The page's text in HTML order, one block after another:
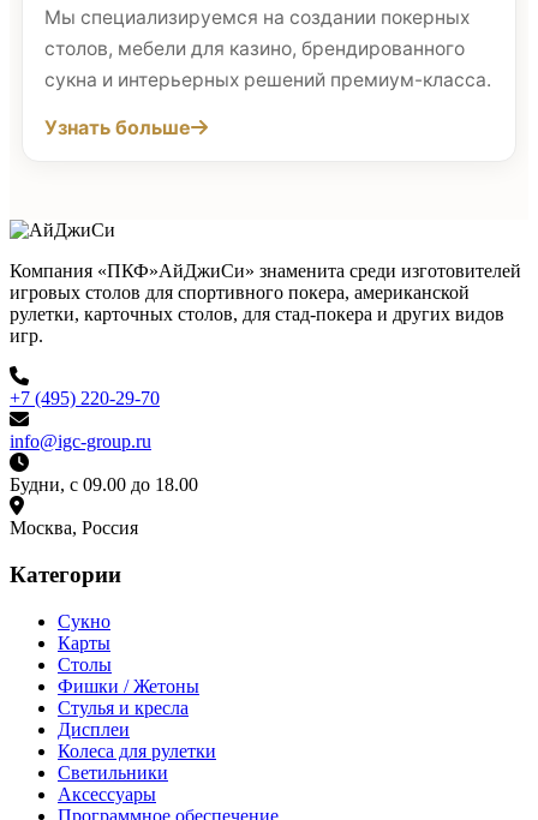
Мы специализируемся на создании покерных
столов, мебели для казино, брендированного
сукна и интерьерных решений премиум-класса.
Узнать больше
Компания «ПКФ»АйДжиСи» знаменита среди изготовителей
игровых столов для спортивного покера, американской
рулетки, карточных столов, для стад-покера и других видов
игр.
+7 (495) 220-29-70
info@igc-group.ru
Будни, с 09.00 до 18.00
Москва, Россия
Категории
Сукно
Карты
Столы
Фишки / Жетоны
Стулья и кресла
Дисплеи
Колеса для рулетки
Светильники
Аксессуары
Программное обеспечение